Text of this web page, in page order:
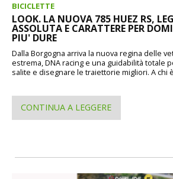
BICICLETTE
LOOK. LA NUOVA 785 HUEZ RS,
ASSOLUTA E CARATTERE PER
PIU' DURE
Dalla Borgogna arriva la nuova regina delle
estrema, DNA racing e una guidabilità totale
salite e disegnare le traiettorie migliori. A chi
CONTINUA A LEGGERE